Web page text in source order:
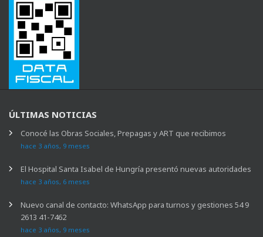
ÚLTIMAS NOTICIAS
Conocé las Obras Sociales, Prepagas y ART que recibimos
hace 3 años, 9 meses
El Hospital Santa Isabel de Hungría presentó nuevas autoridades
hace 3 años, 6 meses
Nuevo canal de contacto: WhatsApp para turnos y gestiones 54 9
2613 41-7462
hace 3 años, 9 meses